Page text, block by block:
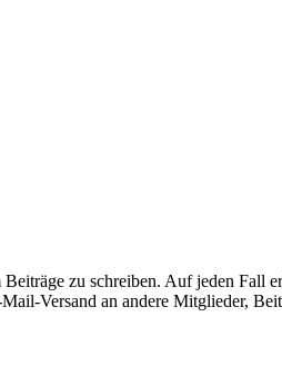
zu schreiben. Auf jeden Fall
Versand an andere Mitglieder,